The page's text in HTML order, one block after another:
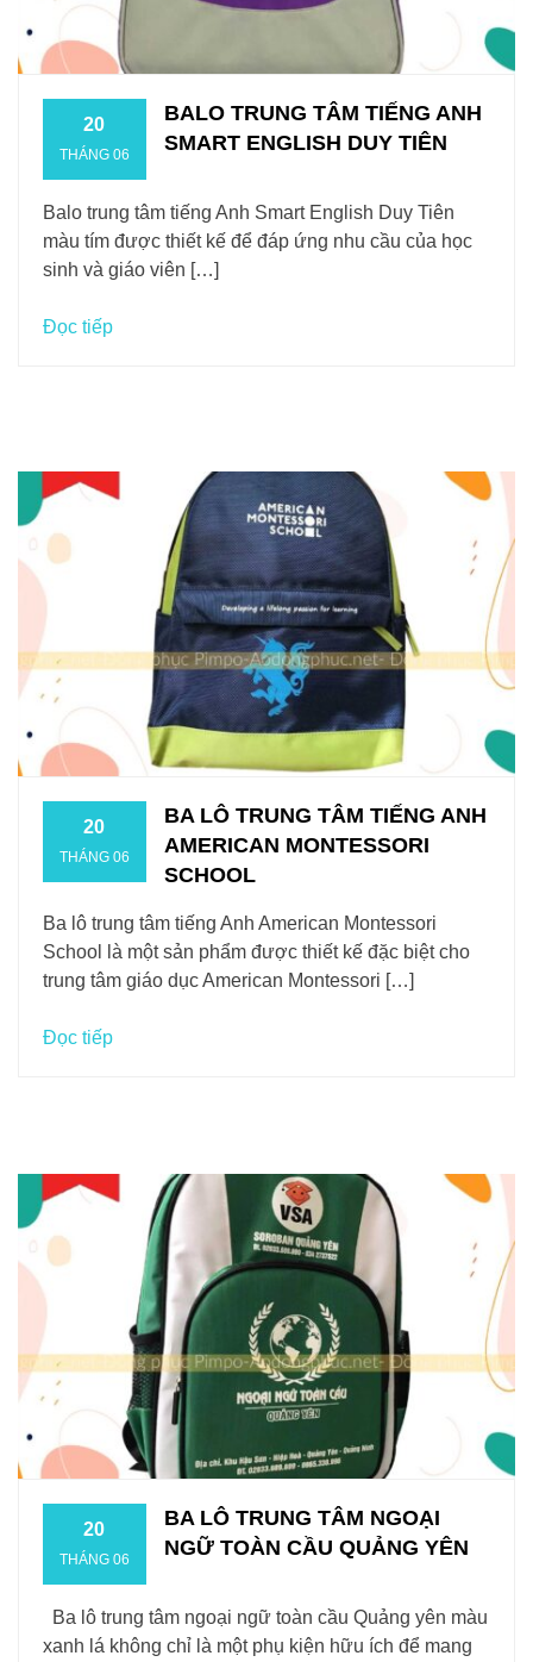
20
THÁNG 06
BALO TRUNG TÂM TIẾNG ANH
SMART ENGLISH DUY TIÊN
Balo trung tâm tiếng Anh Smart English Duy Tiên
màu tím được thiết kế để đáp ứng nhu cầu của học
sinh và giáo viên […]
Đọc tiếp
20
THÁNG 06
BA LÔ TRUNG TÂM TIẾNG ANH
AMERICAN MONTESSORI
SCHOOL
Ba lô trung tâm tiếng Anh American Montessori
School là một sản phẩm được thiết kế đặc biệt cho
trung tâm giáo dục American Montessori […]
Đọc tiếp
20
THÁNG 06
BA LÔ TRUNG TÂM NGOẠI
NGỮ TOÀN CẦU QUẢNG YÊN
Ba lô trung tâm ngoại ngữ toàn cầu Quảng yên màu
xanh lá không chỉ là một phụ kiện hữu ích để mang